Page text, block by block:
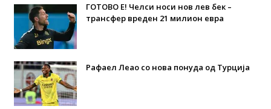
ГОТОВО Е! Челси носи нов лев бек –
трансфер вреден 21 милион евра
Рафаел Леао со нова понуда од Турција